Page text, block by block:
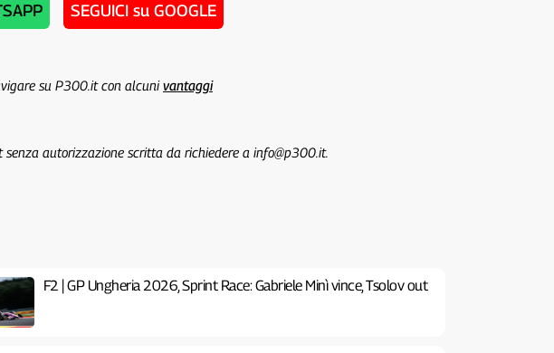
SEGUICI su GOOGLE
su P300.it con alcunivantaggi
autorizzazione scritta da richiedere a info@p300.it.
F2 | GP Ungheria 2026, Sprint Race: Gabriele Minì vince, Tsolov out